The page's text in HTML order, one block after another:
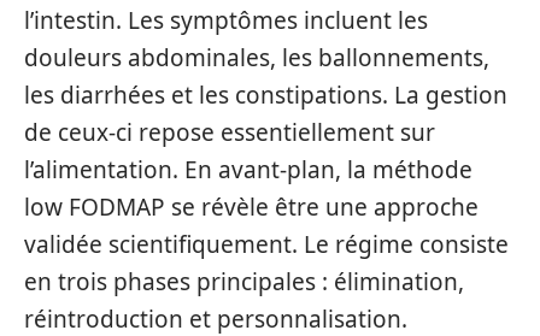
l’intestin. Les symptômes incluent les
douleurs abdominales, les ballonnements,
les diarrhées et les constipations. La gestion
de ceux-ci repose essentiellement sur
l’alimentation. En avant-plan, la méthode
low FODMAP se révèle être une approche
validée scientifiquement. Le régime consiste
en trois phases principales : élimination,
réintroduction et personnalisation.